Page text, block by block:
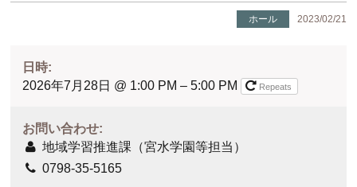
ホール 2023/02/21
日時:
2026年7月28日 @ 1:00 PM – 5:00 PM
Repeats
お問い合わせ:
地域学習推進課（宮水学園等担当）
0798-35-5165